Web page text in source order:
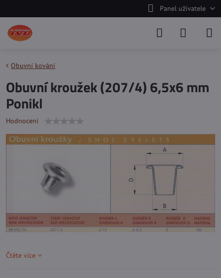
Panel uživatele
Obuvní kování
Obuvní kroužek (207/4) 6,5x6 mm
Ponikl
Hodnocení
Čtěte více